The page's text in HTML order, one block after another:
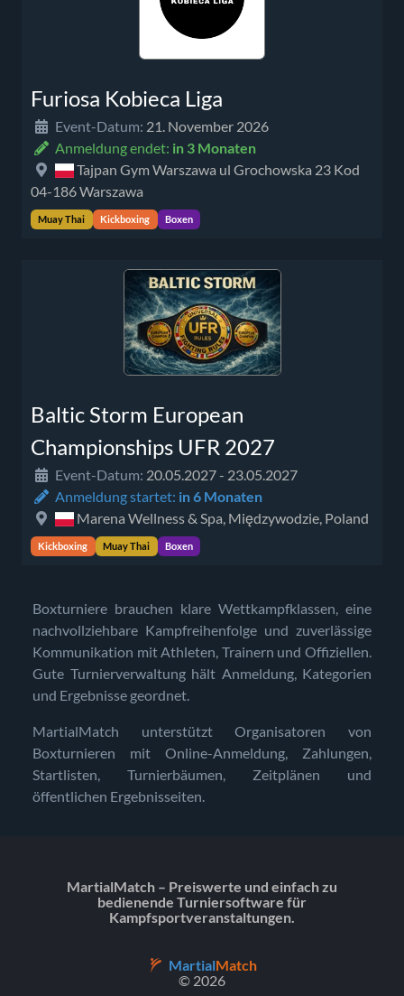
Furiosa Kobieca Liga
Event-Datum: 21. November 2026
Anmeldung endet: in 3 Monaten
Tajpan Gym Warszawa ul Grochowska 23 Kod
04-186 Warszawa
Muay Thai Kickboxing Boxen
Baltic Storm European
Championships UFR 2027
Event-Datum: 20.05.2027 - 23.05.2027
Anmeldung startet: in 6 Monaten
Marena Wellness & Spa, Międzywodzie, Poland
Kickboxing Muay Thai Boxen
Boxturniere brauchen klare Wettkampfklassen, eine
nachvollziehbare Kampfreihenfolge und zuverlässige
Kommunikation mit Athleten, Trainern und Offiziellen.
Gute Turnierverwaltung hält Anmeldung, Kategorien
und Ergebnisse geordnet.
MartialMatch unterstützt Organisatoren von
Boxturnieren mit Online-Anmeldung, Zahlungen,
Startlisten, Turnierbäumen, Zeitplänen und
öffentlichen Ergebnisseiten.
MartialMatch – Preiswerte und einfach zu
bedienende Turniersoftware für
Kampfsportveranstaltungen.
MartialMatch
© 2026